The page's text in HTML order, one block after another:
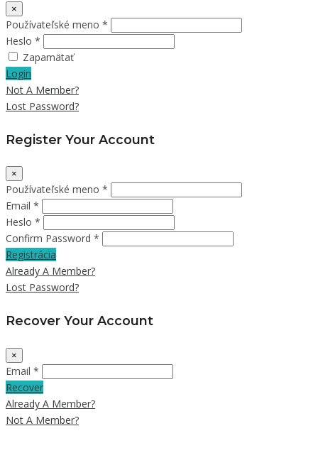
×
Používateľské meno *
Heslo *
Zapamätať
Login
Not A Member?
Lost Password?
Register Your Account
×
Používateľské meno *
Email *
Heslo *
Confirm Password *
Registrácia
Already A Member?
Lost Password?
Recover Your Account
×
Email *
Recover
Already A Member?
Not A Member?